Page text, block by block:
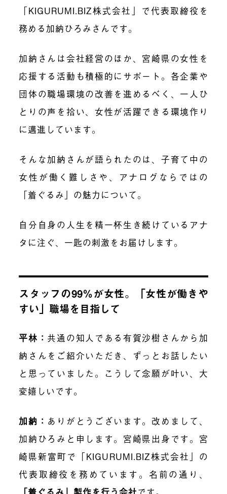
「KIGURUMI.BIZ株式会社」で代表取締役を
務める加納ひろみさんです。
加納さんは会社経営のほか、宮崎県の女性を
応援する活動も積極的にサポート。各企業や
団体の職場環境の改善を進めるべく、一人ひ
とりの声を拾い、女性が活躍できる環境作り
に邁進しています。
そんな加納さんが語られたのは、子育て中の
女性が働く難しさや、アナログならではの
「着ぐるみ」の魅力について。
自分自身の人生を精一杯生き続けているアナ
タに注ぐ、一匙の刺激をお届けします。
スタッフの99％が女性。「女性が働きや
すい」職場を目指して
平林 ： 共通の知人である有賀沙樹さんから加
納さんをご紹介いただき、ずっとお話したい
と思っていました。こうして念願が叶い、大
変嬉しいです。
加納 ： ありがとうございます。改めまして、
加納ひろみと申します。宮崎県出身です。宮
崎県新富町で「KIGURUMI.BIZ株式会社」の
代表取締役を務めています。名前の通り、